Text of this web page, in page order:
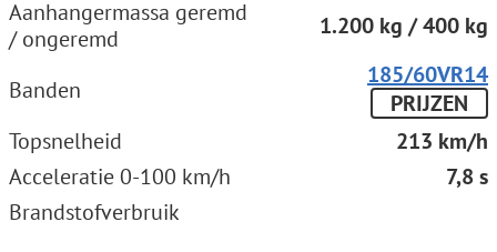
Aanhangermassa geremd
/ ongeremd
1.200 kg / 400 kg
Banden
185/60VR14
PRIJZEN
Topsnelheid
213 km/h
Acceleratie 0-100 km/h
7,8 s
Brandstofverbruik